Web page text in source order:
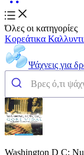
Όλες οι κατηγορίες
Κορεάτικα
Ψάχνεις για
Washington D C: